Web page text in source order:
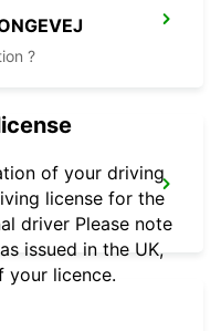
?
of your driving
license for the
driver Please note
issued in the UK,
your licence.